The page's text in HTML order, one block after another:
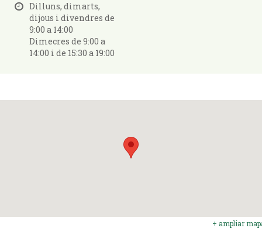
Dilluns, dimarts,
dijous i divendres de
9:00 a 14:00
Dimecres de 9:00 a
14:00 i de 15:30 a 19:00
+ ampliar